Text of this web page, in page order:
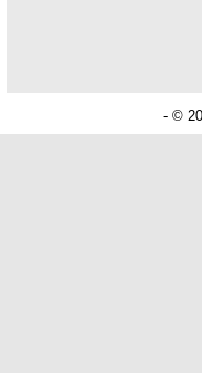
- ©